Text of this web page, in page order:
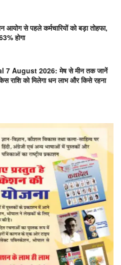
से पहले कर्मचारियों को बड़ा तोहफा,
होगा
7 August 2026: मेष से मीन तक जानें
राशि को मिलेगा धन लाभ और किसे रहना